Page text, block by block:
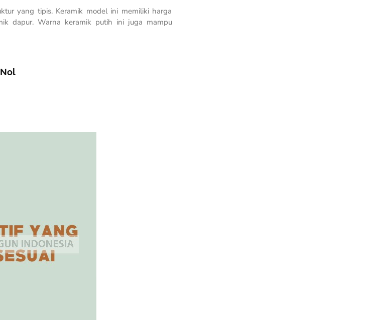
yang tipis. Keramik model ini memiliki harga
dapur. Warna keramik putih ini juga mampu